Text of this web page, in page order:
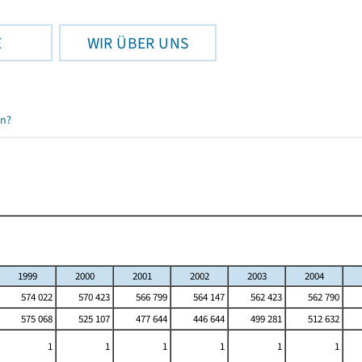
WIR ÜBER UNS
1999 2000 2001 2002 2003 2004
574 022 570 423 566 799 564 147 562 423
562 790
575 068 525 107 477 644 446 644 499 281
512 632
1 1 1 1 1
1